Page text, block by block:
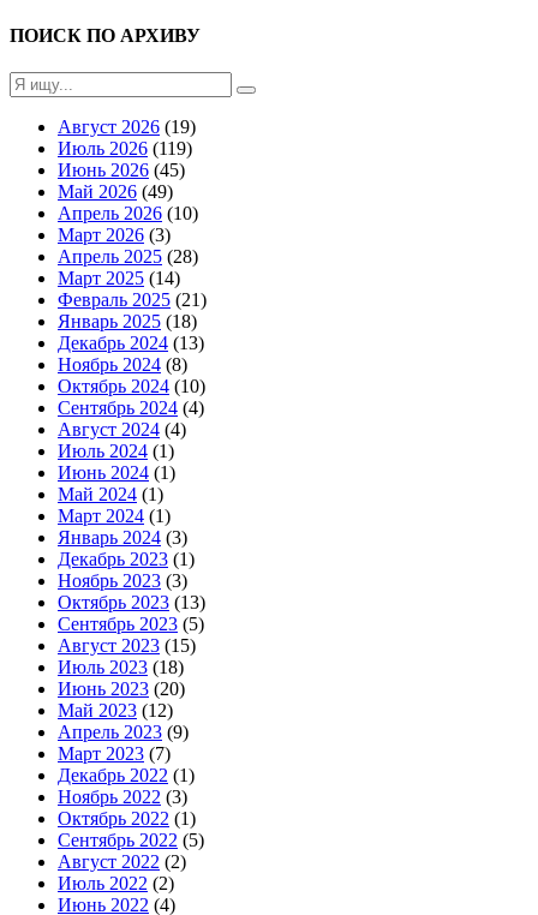
ПОИСК ПО АРХИВУ
Август 2026 (19)
Июль 2026 (119)
Июнь 2026 (45)
Май 2026 (49)
Апрель 2026 (10)
Март 2026 (3)
Апрель 2025 (28)
Март 2025 (14)
Февраль 2025 (21)
Январь 2025 (18)
Декабрь 2024 (13)
Ноябрь 2024 (8)
Октябрь 2024 (10)
Сентябрь 2024 (4)
Август 2024 (4)
Июль 2024 (1)
Июнь 2024 (1)
Май 2024 (1)
Март 2024 (1)
Январь 2024 (3)
Декабрь 2023 (1)
Ноябрь 2023 (3)
Октябрь 2023 (13)
Сентябрь 2023 (5)
Август 2023 (15)
Июль 2023 (18)
Июнь 2023 (20)
Май 2023 (12)
Апрель 2023 (9)
Март 2023 (7)
Декабрь 2022 (1)
Ноябрь 2022 (3)
Октябрь 2022 (1)
Сентябрь 2022 (5)
Август 2022 (2)
Июль 2022 (2)
Июнь 2022 (4)